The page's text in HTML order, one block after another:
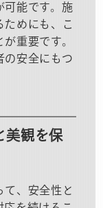
可能です。施
めにも、こ
重要です。
の安全にもつ
美観を保
て、安全性と